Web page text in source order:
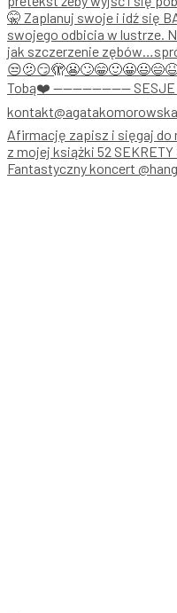
Fantastyczny koncert